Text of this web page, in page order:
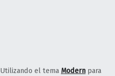
Utilizando el tema Modern para